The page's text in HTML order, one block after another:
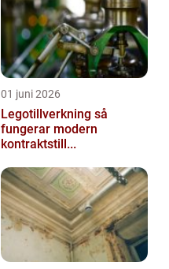
01 juni 2026
Legotillverkning så
fungerar modern
kontraktstill...